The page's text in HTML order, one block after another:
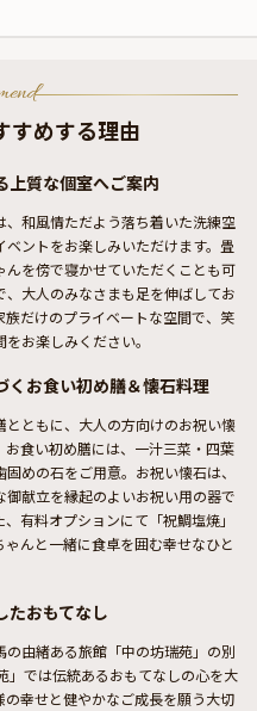
すめする理由
上質な個室へご案内
和風情ただよう落ち着いた洗練空
ントをお楽しみいただけます。畳
んを傍で寝かせていただくことも可
大人のみなさまも足を伸ばしてお
族だけのプライベートな空間で、笑
お楽しみください。
くお食い初め膳＆懐石料理
とともに、大人の方向けのお祝い懐
食い初め膳には、一汁三菜・四葉
めの石をご用意。お祝い懐石は、
御献立を縁起のよいお祝い用の器で
有料オプションにて「祝鯛塩焼」
んと一緒に食卓を囲む幸せなひと
たおもてなし
由緒ある旅館「中の坊瑞苑」の別
」では伝統あるおもてなしの心を大
幸せと健やかなご成長を願う大切